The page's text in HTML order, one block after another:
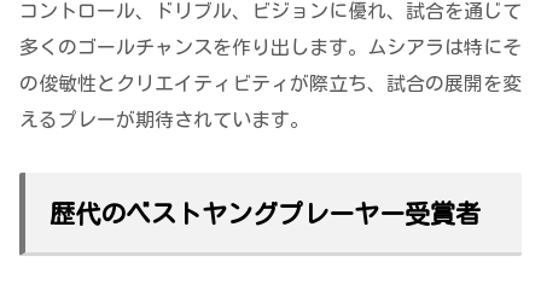
コントロール、ドリブル、ビジョンに優れ、試合を通じて
多くのゴールチャンスを作り出します。ムシアラは特にそ
の俊敏性とクリエイティビティが際立ち、試合の展開を変
えるプレーが期待されています。
歴代のベストヤングプレーヤー受賞者